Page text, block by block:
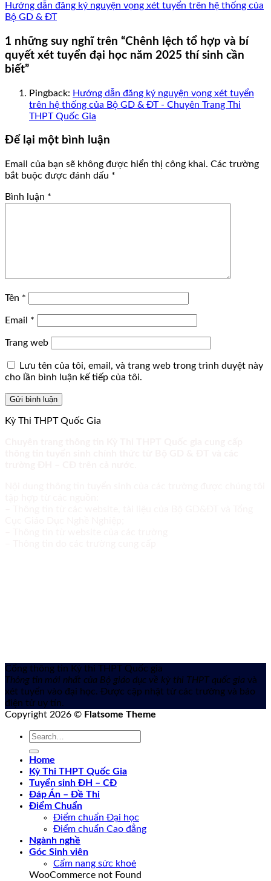
Hướng dẫn đăng ký nguyện vọng xét tuyển trên hệ thống của
Bộ GD & ĐT
1 những suy nghĩ trên “Chênh lệch tổ hợp và bí
quyết xét tuyển đại học năm 2025 thí sinh cần
biết”
Pingback: Hướng dẫn đăng ký nguyện vọng xét tuyển
trên hệ thống của Bộ GD & ĐT - Chuyên Trang Thi
THPT Quốc Gia
Để lại một bình luận
Email của bạn sẽ không được hiển thị công khai. Các trường
bắt buộc được đánh dấu *
Bình luận *
Tên *
Email *
Trang web
Lưu tên của tôi, email, và trang web trong trình duyệt này
cho lần bình luận kế tiếp của tôi.
Kỳ Thi THPT Quốc Gia
Cổng thông tin Kỳ thi THPT Quốc gia
Thông tin mới nhất của Bộ giáo dục về kỳ thi THPT quốc gia và
xét tuyển vào đại học. Được cập nhật từ các trường và báo
điện tử uy tín.
Copyright 2026 © Flatsome Theme
Home
Kỳ Thi THPT Quốc Gia
Tuyển sinh ĐH – CĐ
Đáp Án – Đề Thi
Điểm Chuẩn
Điểm chuẩn Đại học
Điểm chuẩn Cao đẳng
Ngành nghề
Góc Sinh viên
Cẩm nang sức khoẻ
WooCommerce not Found